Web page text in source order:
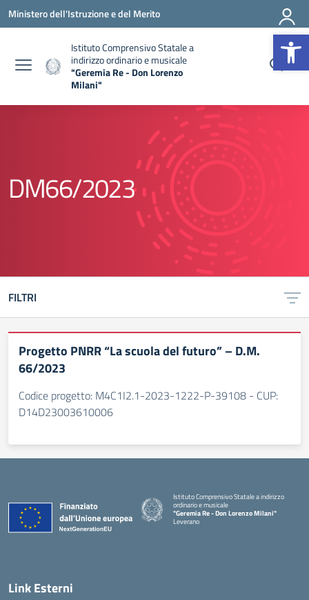
Vai ai contenuti
Vai al menu di navigazione
Vai al footer
Ministero dell'Istruzione e del Merito
Istituto Comprensivo Statale a
indirizzo ordinario e musicale
"Geremia Re - Don Lorenzo
Milani"
DM66/2023
FILTRI
Progetto PNRR “La scuola del futuro” – D.M.
66/2023
Codice progetto: M4C1I2.1-2023-1222-P-39108 - CUP:
D14D23003610006
Istituto Comprensivo Statale a indirizzo
ordinario e musicale
"Geremia Re - Don Lorenzo Milani"
Leverano
Link Esterni